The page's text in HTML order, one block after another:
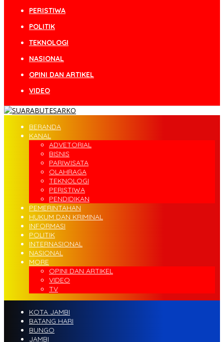
PERISTIWA
POLITIK
TEKNOLOGI
NASIONAL
OPINI DAN ARTIKEL
VIDEO
BERANDA
KANAL
ADVETORIAL
BISNIS
PARIWISATA
OLAHRAGA
TEKNOLOGI
PERISTIWA
PENDIDIKAN
PEMERINTAHAN
HUKUM DAN KRIMINAL
INFORMASI
POLITIK
INTERNASIONAL
NASIONAL
MORE
OPINI DAN ARTIKEL
VIDEO
TV
KOTA JAMBI
BATANG HARI
BUNGO
JAMBI